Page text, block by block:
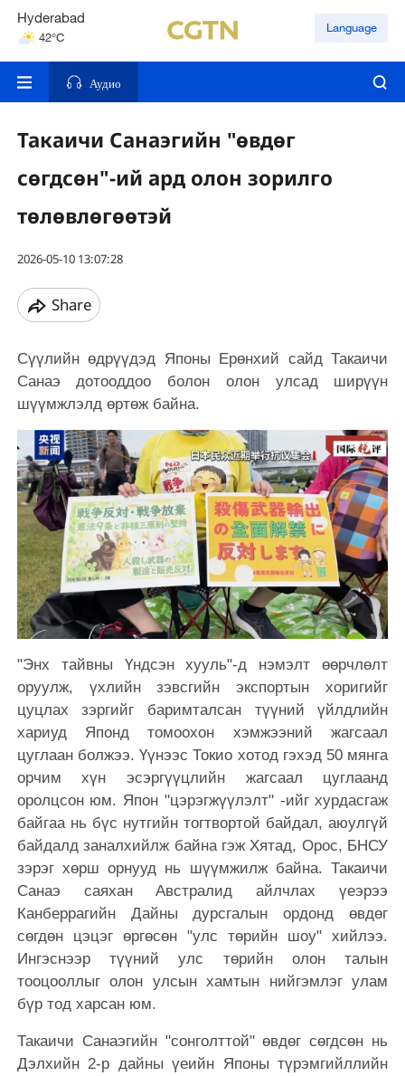
Hyderabad
42°C
Mumbai
Language
Аудио
Такаичи Санаэгийн "өвдөг
сөгдсөн"-ий ард олон зорилго
төлөвлөгөөтэй
2026-05-10 13:07:28
Share
Сүүлийн өдрүүдэд Японы Ерөнхий сайд Такаичи
Санаэ дотооддоо болон олон улсад ширүүн
шүүмжлэлд өртөж байна.
"Энх тайвны Үндсэн хууль"-д нэмэлт өөрчлөлт
оруулж, үхлийн зэвсгийн экспортын хоригийг
цуцлах зэргийг баримталсан түүний үйлдлийн
хариуд Японд томоохон хэмжээний жагсаал
цуглаан болжээ. Үүнээс Токио хотод гэхэд 50 мянга
орчим хүн эсэргүүцлийн жагсаал цуглаанд
оролцсон юм. Япон "цэрэгжүүлэлт" -ийг хурдасгаж
байгаа нь бүс нутгийн тогтвортой байдал, аюулгүй
байдалд заналхийлж байна гэж Хятад, Орос, БНСУ
зэрэг хөрш орнууд нь шүүмжилж байна. Такаичи
Санаэ саяхан Австралид айлчлах үеэрээ
Канберрагийн Дайны дурсгалын ордонд өвдөг
сөгдөн цэцэг өргөсөн "улс төрийн шоу" хийлээ.
Ингэснээр түүний улс төрийн олон талын
тооцооллыг олон улсын хамтын нийгэмлэг улам
бүр тод харсан юм.
Такаичи Санаэгийн "сонголттой" өвдөг сөгдсөн нь
Дэлхийн 2-р дайны үеийн Японы түрэмгийллийн